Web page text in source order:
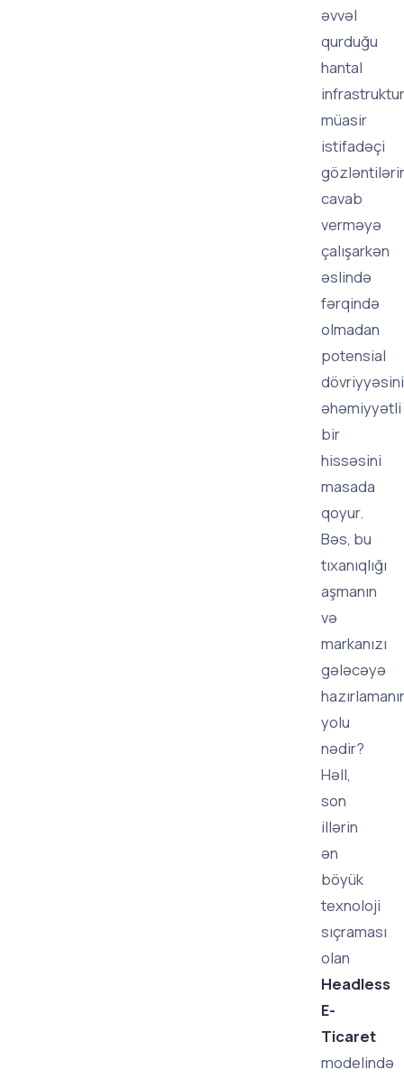
əvvəl
qurduğu
hantal
müasir
istifadəçi
cavab
verməyə
çalışarkən
əslində
fərqində
olmadan
potensial
əhəmiyyətli
bir
hissəsini
masada
qoyur.
Bəs, bu
tıxanıqlığı
aşmanın
və
markanızı
gələcəyə
yolu
nədir?
Həll,
son
illərin
ən
böyük
texnoloji
sıçraması
olan
Headless
E-
Ticaret
modelində